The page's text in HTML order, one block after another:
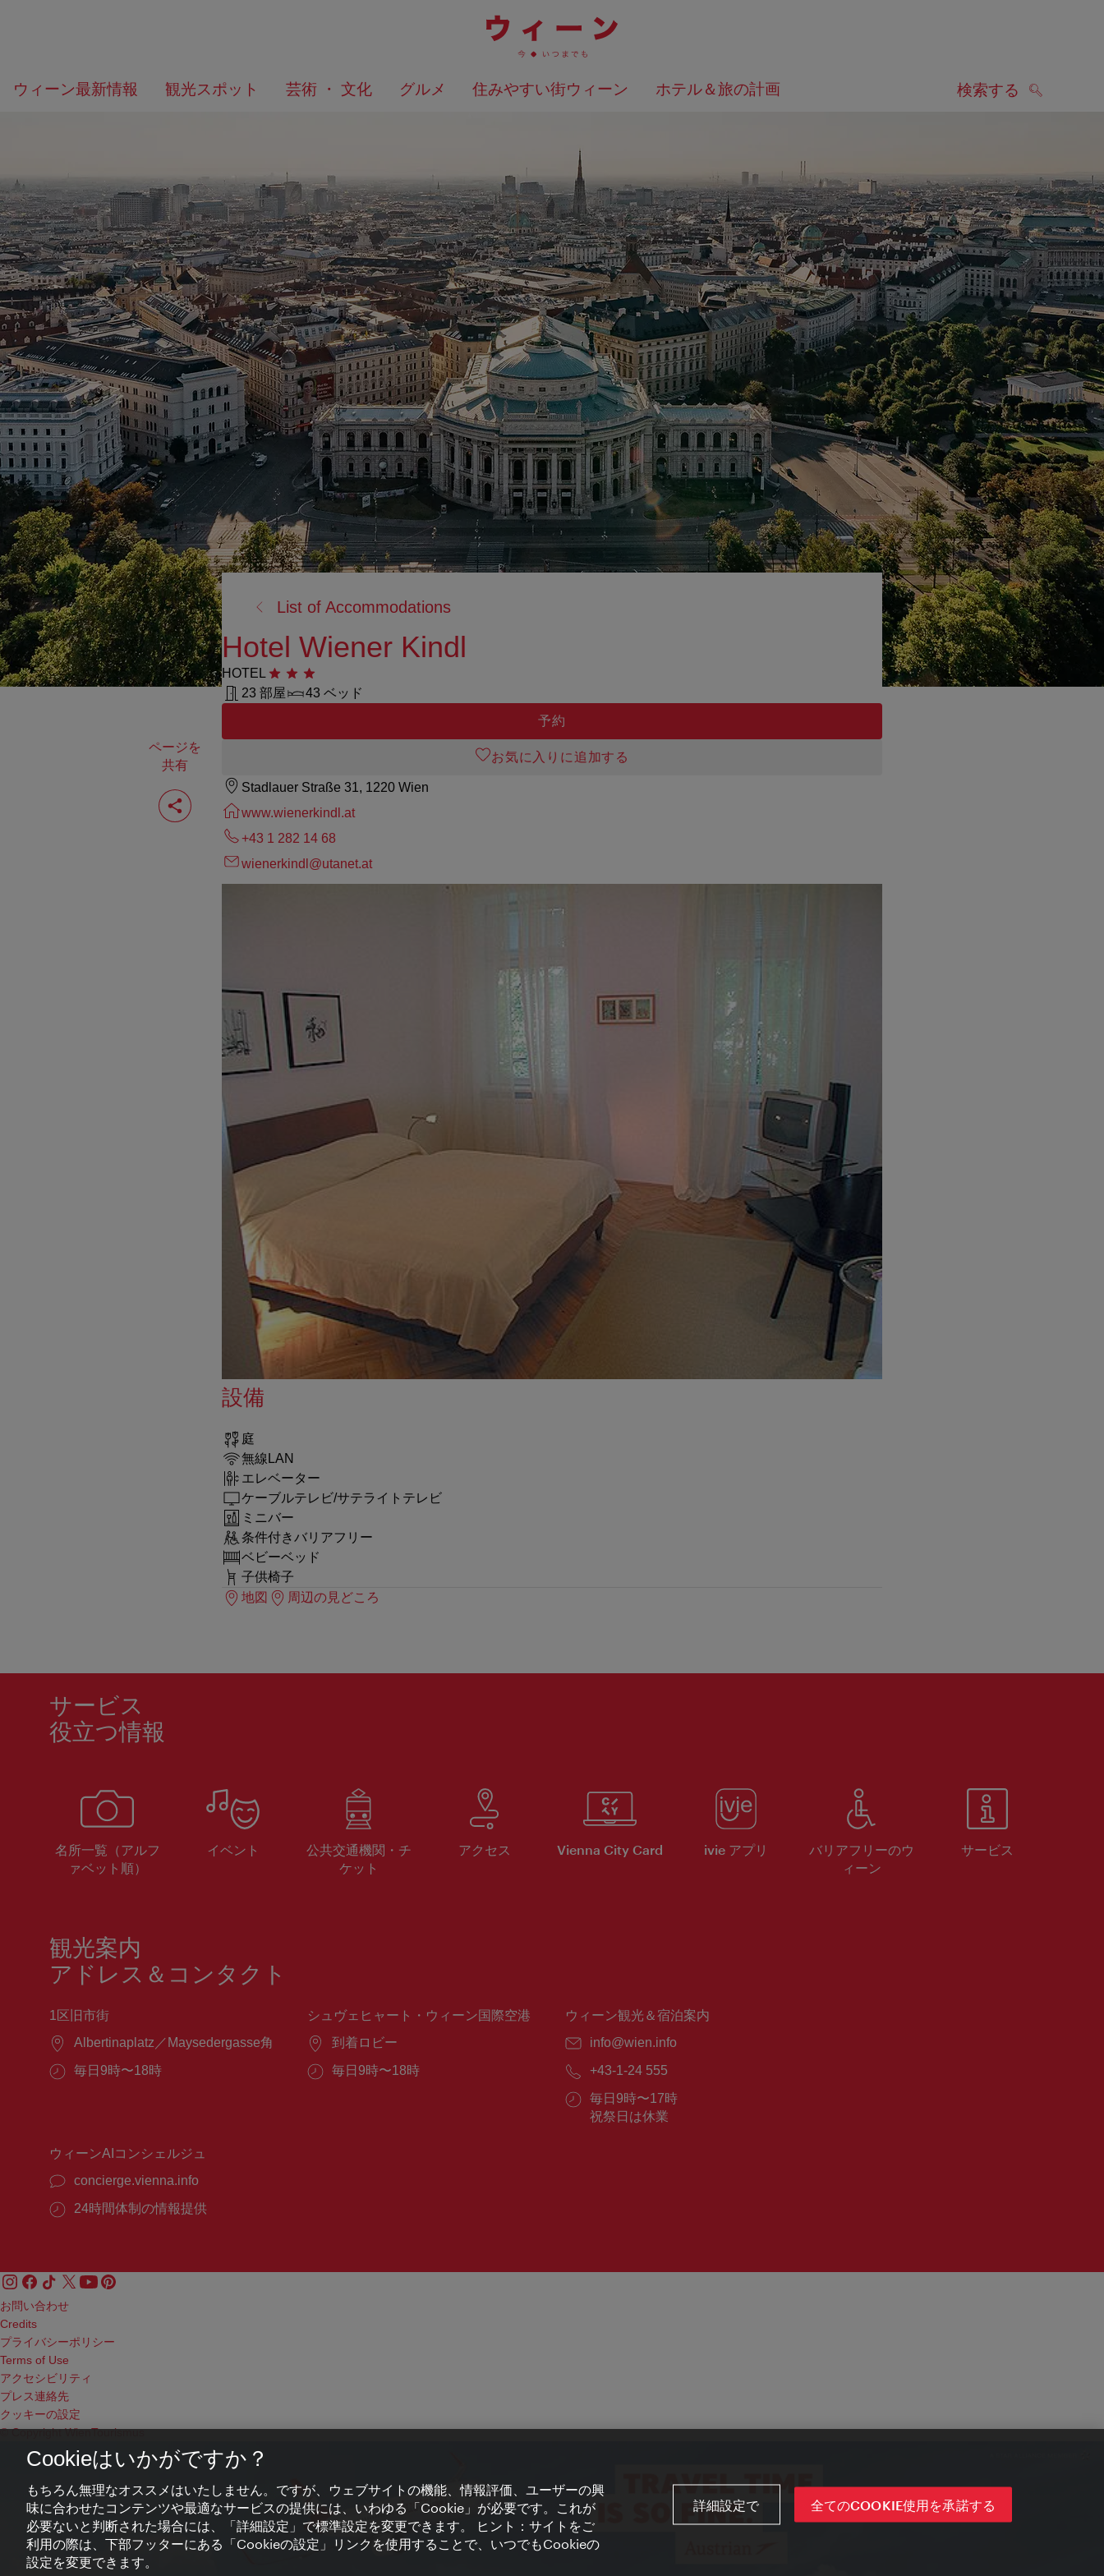
ニ
の
ッ
プ
へ
ウィーン最新情報 観光スポット 芸術 ・ 文化 グルメ 住みやすい街ウィーン ホテル＆旅の計画 検索する
何
を
か？
ページを
共有
ペ
ー
ジ
List of Accommodations
Hotel Wiener Kindl
HOTEL 星3つ
23 部屋
43 ベッド
予約
お気に入りに追加する
Stadlauer Straße 31, 1220 Wien
www.wienerkindl.at
+43 1 282 14 68
wienerkindl@utanet.at
設備
庭
無線LAN
エレベーター
ケーブルテレビ/サテライトテレビ
ミニバー
条件付きバリアフリー
ベビーベッド
子供椅子
地図
周辺の見どころ
サービス
役立つ情報
名所一覧（アルフ
ァベット順）
イベント
公共交通機関・チ
ケット
アクセス Vienna City Card ivie アプリ
バリアフリーのウ
ィーン
サービス
観光案内
アドレス＆コンタクト
1区旧市街
場
Albertinaplatz／Maysedergasse角
営
毎日9時〜18時
シュヴェヒャート・ウィーン国際空港
場
到着ロビー
営
毎日9時〜18時
ウィーン観光＆宿泊案内
E
ー
ル：
info@wien.info
電
番
号：
+43-1-24 555
営
業
毎日9時〜17時
祝祭日は休業
ウィーンAIコンシェルジュ
concierge.vienna.info
24時間体制の情報提供
お問い合わせ
Credits
プライバシーポリシー
Terms of Use
アクセシビリティ
プレス連絡先
クッキーの設定
© Copyright WienTourismus
Cookieはいかがですか？
もちろん無理なオススメはいたしません。ですが、ウェブサイトの機能、情報評価、ユーザーの興
味に合わせたコンテンツや最適なサービスの提供には、いわゆる「Cookie」が必要です。これが
必要ないと判断された場合には、「詳細設定」で標準設定を変更できます。 ヒント：サイトをご
利用の際は、下部フッターにある「Cookieの設定」リンクを使用することで、いつでもCookieの
設定を変更できます。
詳細設定で 全てのCOOKIE使用を承諾する